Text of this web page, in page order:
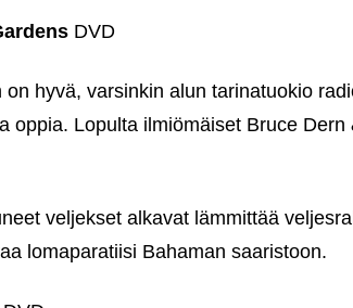
DVD
hyvä, varsinkin alun tarinatuokio
oppia. Lopulta ilmiömäiset Bruce
veljekset alkavat lämmittää
lomaparatiisi Bahaman saaristoon.